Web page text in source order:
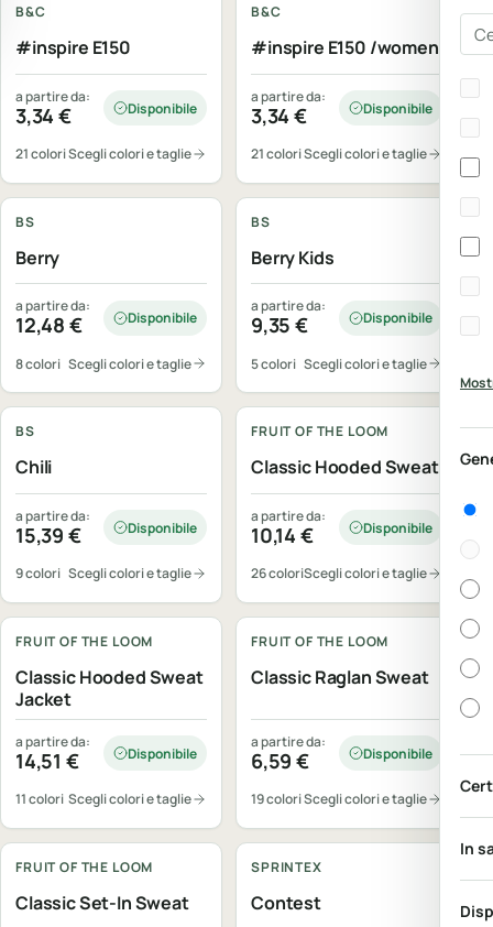
In
B&C
#inspire E150
a partire da:
3,34€ Disponibile
21 coloriScegli colori e taglie
B&C
#inspire E150 /women
a partire da:
3,34€ Disponibile
21 coloriScegli colori e taglie
BS
Berry
a partire da:
12,48 € Disponibile
8 colori Scegli colori e taglie
BS
Berry Kids
a partire da:
9,35€ Disponibile
5 colori Scegli colori e taglie
BS
Chili
a partire da:
15,39 € Disponibile
9 colori Scegli colori e taglie
FRUIT OF THE LOOM
Classic Hooded Sweat
a partire da:
10,14 € Disponibile
26 coloriScegli colori e taglie
FRUIT OF THE LOOM
Classic Hooded Sweat
Jacket
a partire da:
14,51 € Disponibile
11 colori Scegli colori e taglie
FRUIT OF THE LOOM
Classic Raglan Sweat
a partire da:
6,59€ Disponibile
19 coloriScegli colori e taglie
FRUIT OF THE LOOM
Classic Set-In Sweat
SPRINTEX
Contest